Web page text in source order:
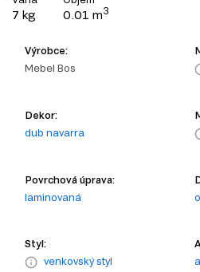
7 kg 0.01 m3
Výrobce:
Mebel Bos
Dekor:
dub navarra
Povrchová úprava:
laminovaná
Styl:
venkovský styl